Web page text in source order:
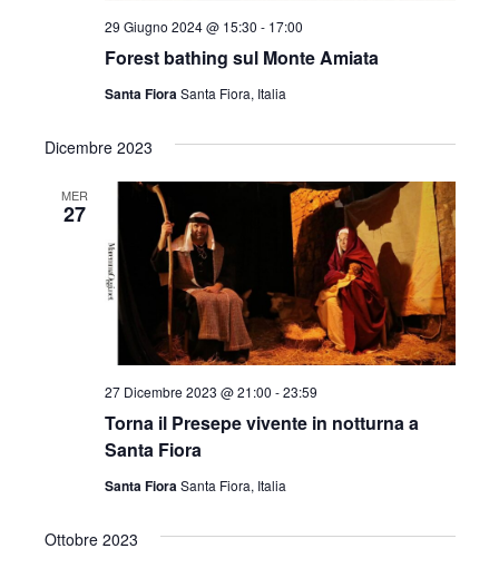
Forest bathing sul Monte Amiata
29 Giugno 2024 @ 15:30 - 17:00
Santa Fiora Santa Fiora, Italia
Dicembre 2023
MER
27
Torna il Presepe vivente in notturna a
Santa Fiora
27 Dicembre 2023 @ 21:00 -23:59
Santa FioraSanta Fiora, Italia
Ottobre 2023